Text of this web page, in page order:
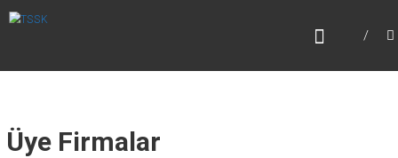
Skip
to
T
Üye Firmalar